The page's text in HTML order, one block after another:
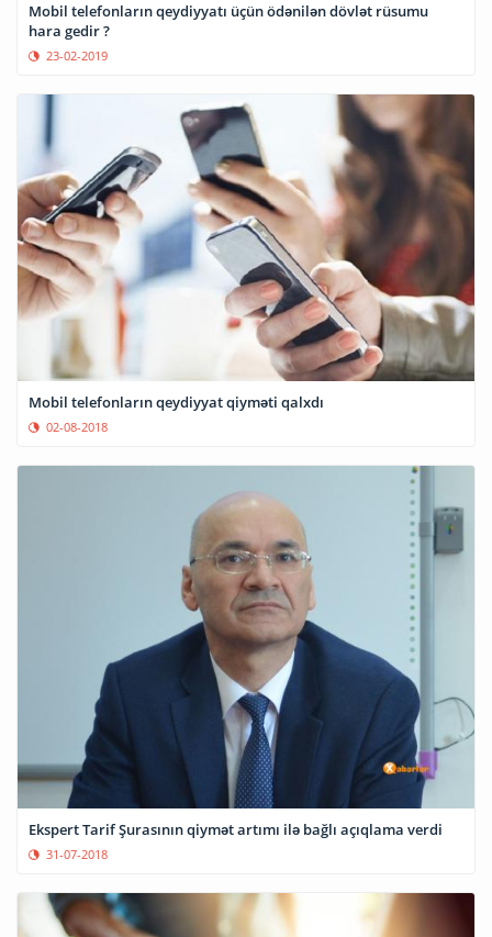
Mobil telefonların qeydiyyatı üçün ödənilən dövlət rüsumu
hara gedir ?
23-02-2019
Mobil telefonların qeydiyyat qiyməti qalxdı
02-08-2018
Ekspert Tarif Şurasının qiymət artımı ilə bağlı açıqlama verdi
31-07-2018